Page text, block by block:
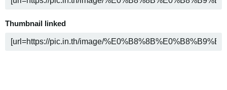
Thumbnail linked